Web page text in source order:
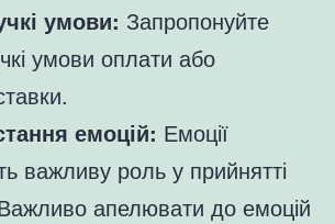
умови: Запропонуйте
умови оплати або
емоцій: Емоції
важливу роль у прийнятті
апелювати до емоцій